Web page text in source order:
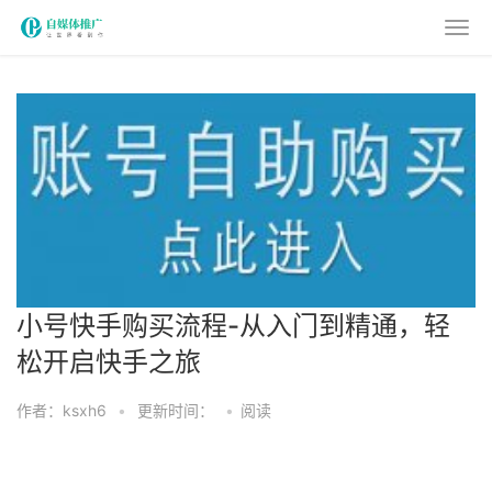
小号快手购买流程-从入门到精通，轻
松开启快手之旅
作者：ksxh6 • 更新时间： • 阅读